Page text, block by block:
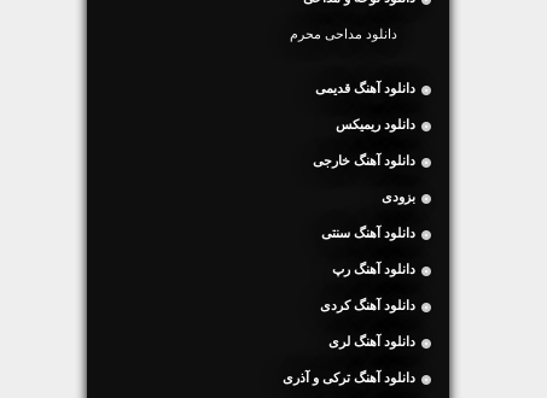
دانلود مداحی محرم
دانلود آهنگ قدیمی
دانلود ریمیکس
دانلود آهنگ خارجی
بزودی
دانلود آهنگ سنتی
دانلود آهنگ رپ
دانلود آهنگ کردی
دانلود آهنگ لری
دانلود آهنگ ترکی و آذری